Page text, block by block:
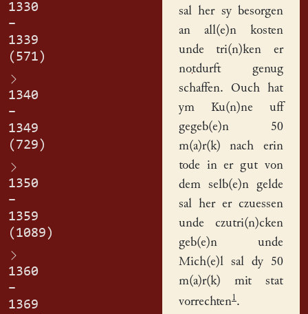
1330
–
1339
(571)
1340
–
1349
(729)
1350
–
1359
(1089)
1360
–
1369
sal her sy besorgen
an all(e)n kosten
unde tri(n)ken er
notdurftgenug
schaffen. Ouch hat
ym Ku(n)ne uff
gegeb(e)n 50
m(a)r(k) nach erin
tode in er gut von
dem selb(e)n gelde
sal her er czuessen
unde czutri(n)cken
geb(e)n unde
Mich(e)l sal dy 50
m(a)r(k) mit stat
vorrechten1.